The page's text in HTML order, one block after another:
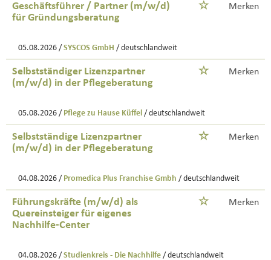
Geschäftsführer / Partner (m/w/d)
für Gründungsberatung
Merken
05.08.2026 / SYSCOS GmbH / deutschlandweit
Selbstständiger Lizenzpartner
(m/w/d) in der Pflegeberatung
Merken
05.08.2026 / Pflege zu Hause Küffel / deutschlandweit
Selbstständige Lizenzpartner
(m/w/d) in der Pflegeberatung
Merken
04.08.2026 / Promedica Plus Franchise Gmbh / deutschlandweit
Führungskräfte (m/w/d) als
Quereinsteiger für eigenes
Nachhilfe-Center
Merken
04.08.2026 / Studienkreis - Die Nachhilfe / deutschlandweit